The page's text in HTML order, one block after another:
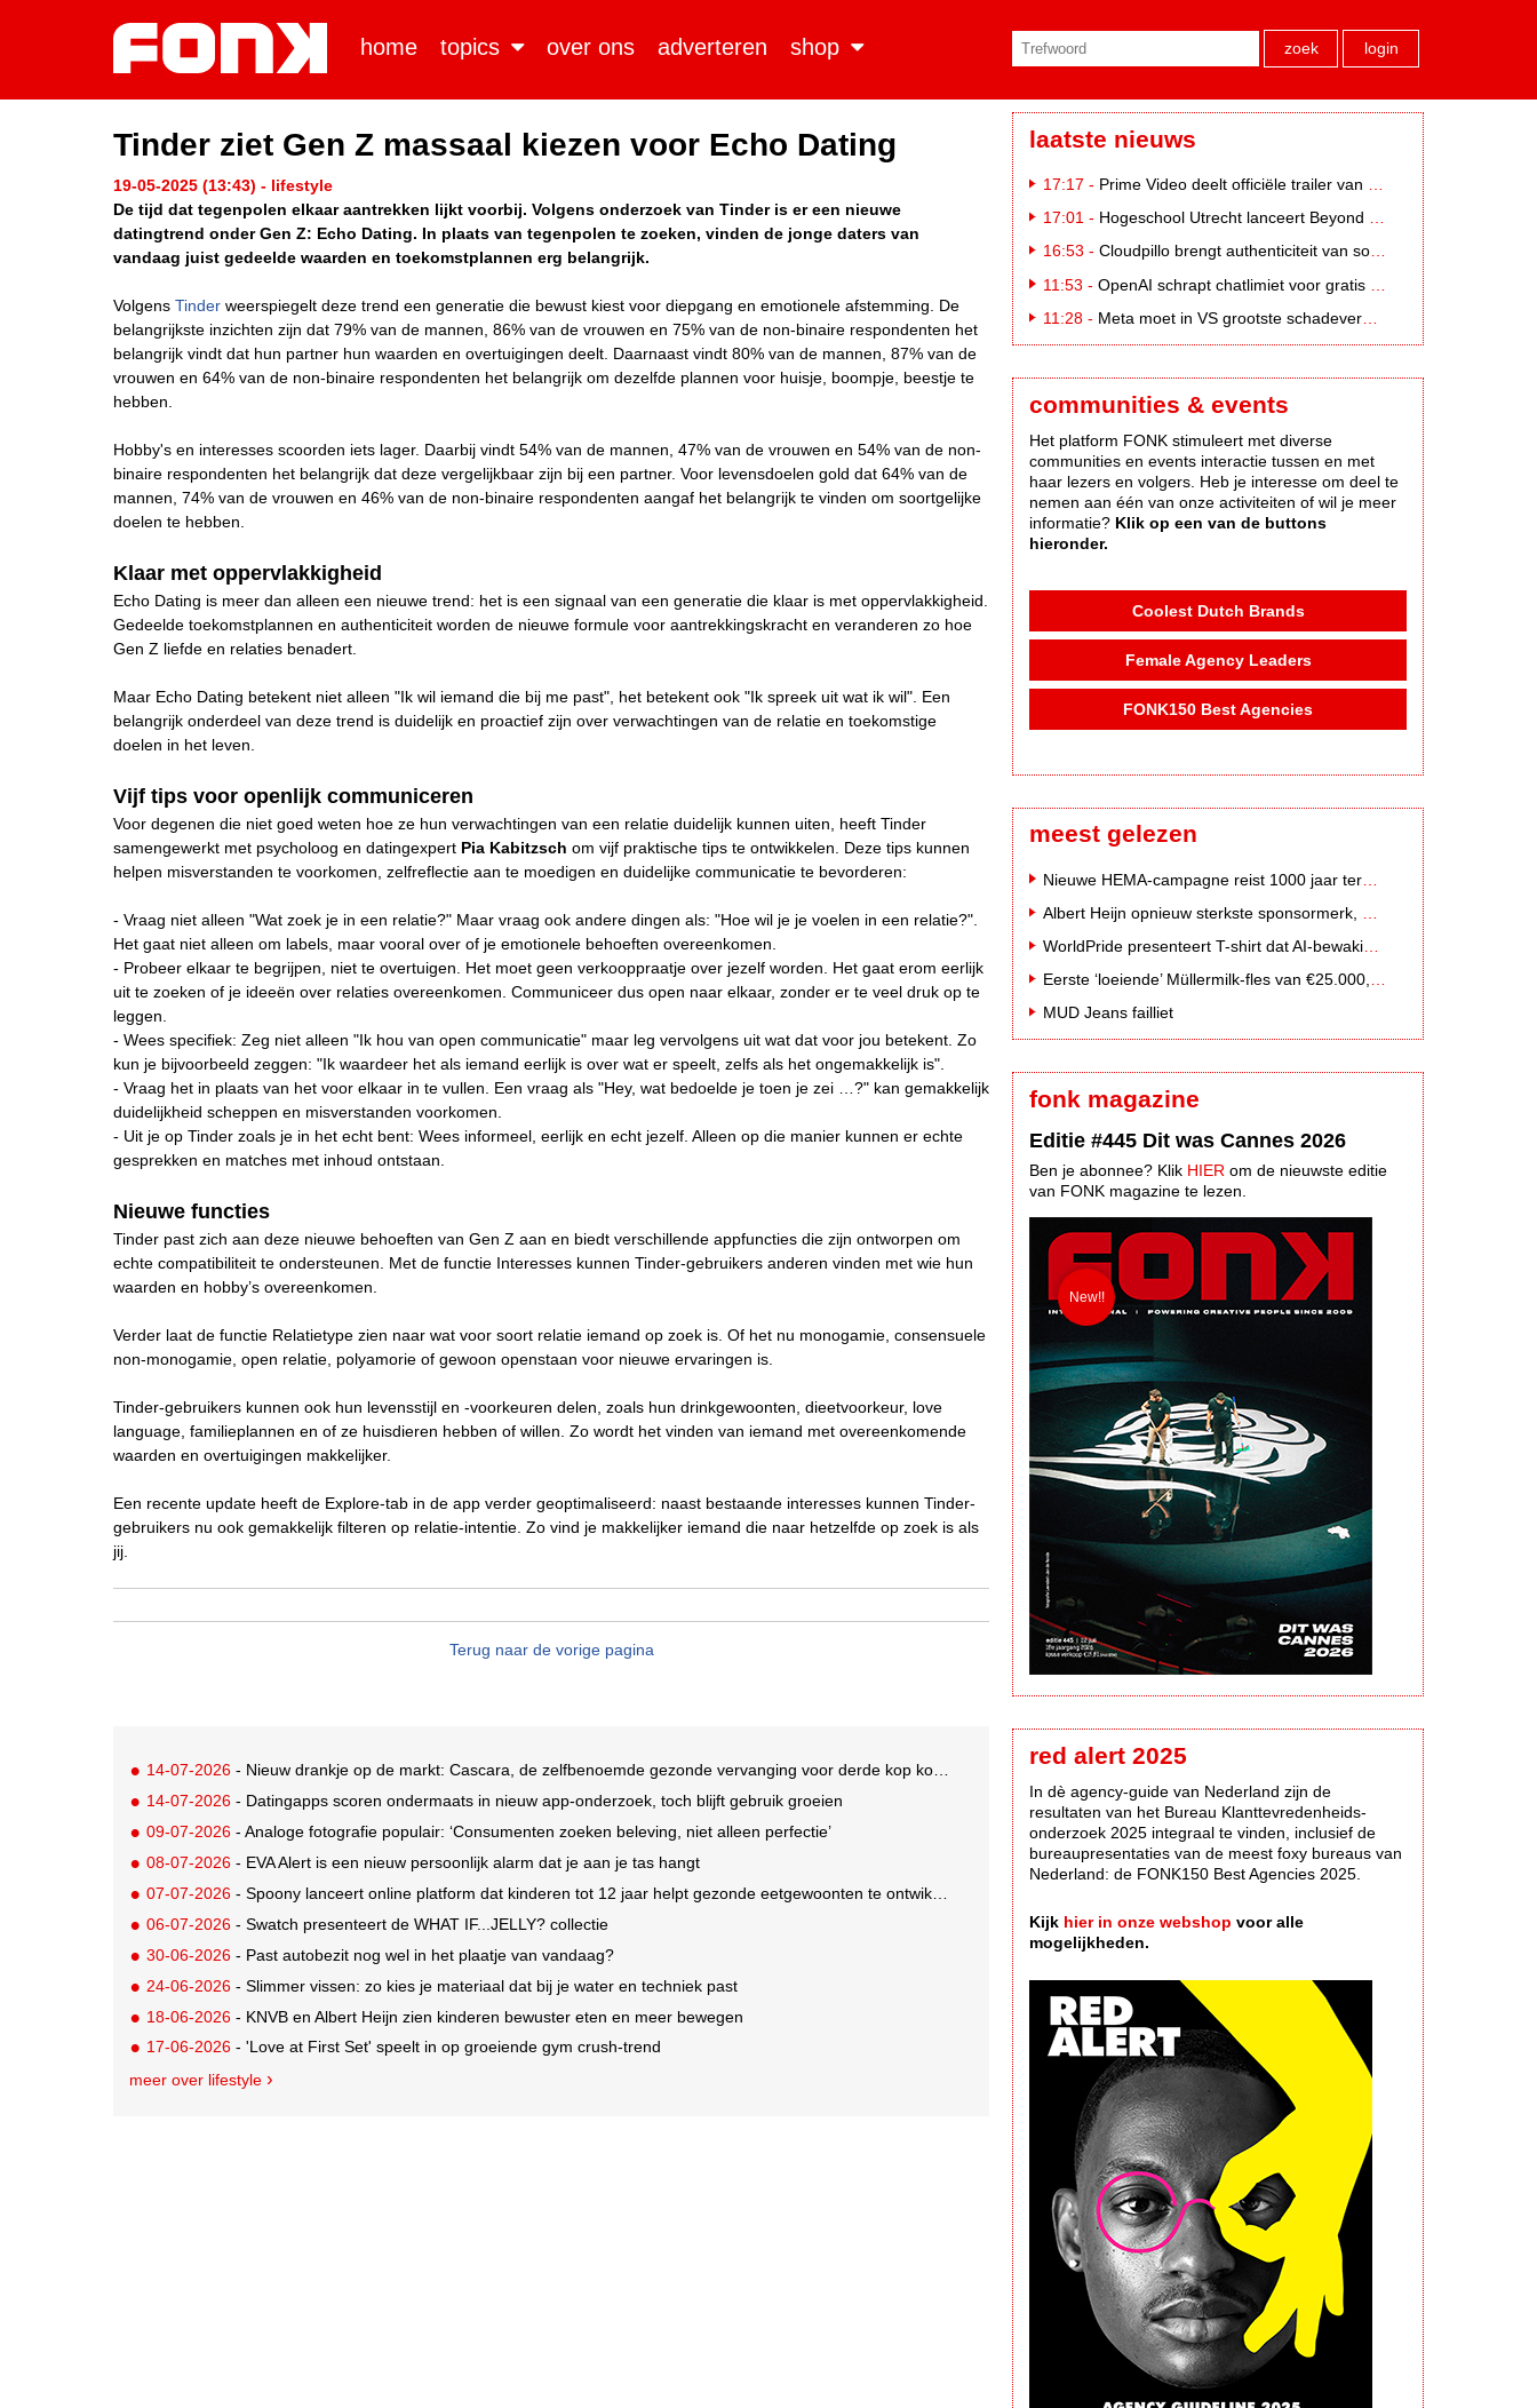
home topics over ons adverteren shop zoek login
Tinder ziet Gen Z massaal kiezen voor Echo Dating
19-05-2025 (13:43) - lifestyle
De tijd dat tegenpolen elkaar aantrekken lijkt voorbij. Volgens onderzoek van Tinder is er een nieuwe
datingtrend onder Gen Z: Echo Dating. In plaats van tegenpolen te zoeken, vinden de jonge daters van
vandaag juist gedeelde waarden en toekomstplannen erg belangrijk.
Volgens Tinder weerspiegelt deze trend een generatie die bewust kiest voor diepgang en emotionele afstemming. De
belangrijkste inzichten zijn dat 79% van de mannen, 86% van de vrouwen en 75% van de non-binaire respondenten het
belangrijk vindt dat hun partner hun waarden en overtuigingen deelt. Daarnaast vindt 80% van de mannen, 87% van de
vrouwen en 64% van de non-binaire respondenten het belangrijk om dezelfde plannen voor huisje, boompje, beestje te
hebben.
Hobby's en interesses scoorden iets lager. Daarbij vindt 54% van de mannen, 47% van de vrouwen en 54% van de non-
binaire respondenten het belangrijk dat deze vergelijkbaar zijn bij een partner. Voor levensdoelen gold dat 64% van de
mannen, 74% van de vrouwen en 46% van de non-binaire respondenten aangaf het belangrijk te vinden om soortgelijke
doelen te hebben.
Klaar met oppervlakkigheid
Echo Dating is meer dan alleen een nieuwe trend: het is een signaal van een generatie die klaar is met oppervlakkigheid.
Gedeelde toekomstplannen en authenticiteit worden de nieuwe formule voor aantrekkingskracht en veranderen zo hoe
Gen Z liefde en relaties benadert.
Maar Echo Dating betekent niet alleen "Ik wil iemand die bij me past", het betekent ook "Ik spreek uit wat ik wil". Een
belangrijk onderdeel van deze trend is duidelijk en proactief zijn over verwachtingen van de relatie en toekomstige
doelen in het leven.
Vijf tips voor openlijk communiceren
Voor degenen die niet goed weten hoe ze hun verwachtingen van een relatie duidelijk kunnen uiten, heeft Tinder
samengewerkt met psycholoog en datingexpert Pia Kabitzsch om vijf praktische tips te ontwikkelen. Deze tips kunnen
helpen misverstanden te voorkomen, zelfreflectie aan te moedigen en duidelijke communicatie te bevorderen:
- Vraag niet alleen "Wat zoek je in een relatie?" Maar vraag ook andere dingen als: "Hoe wil je je voelen in een relatie?".
Het gaat niet alleen om labels, maar vooral over of je emotionele behoeften overeenkomen.
- Probeer elkaar te begrijpen, niet te overtuigen. Het moet geen verkooppraatje over jezelf worden. Het gaat erom eerlijk
uit te zoeken of je ideeën over relaties overeenkomen. Communiceer dus open naar elkaar, zonder er te veel druk op te
leggen.
- Wees specifiek: Zeg niet alleen "Ik hou van open communicatie" maar leg vervolgens uit wat dat voor jou betekent. Zo
kun je bijvoorbeeld zeggen: "Ik waardeer het als iemand eerlijk is over wat er speelt, zelfs als het ongemakkelijk is".
- Vraag het in plaats van het voor elkaar in te vullen. Een vraag als "Hey, wat bedoelde je toen je zei …?" kan gemakkelijk
duidelijkheid scheppen en misverstanden voorkomen.
- Uit je op Tinder zoals je in het echt bent: Wees informeel, eerlijk en echt jezelf. Alleen op die manier kunnen er echte
gesprekken en matches met inhoud ontstaan.
Nieuwe functies
Tinder past zich aan deze nieuwe behoeften van Gen Z aan en biedt verschillende appfuncties die zijn ontworpen om
echte compatibiliteit te ondersteunen. Met de functie Interesses kunnen Tinder-gebruikers anderen vinden met wie hun
waarden en hobby’s overeenkomen.
Verder laat de functie Relatietype zien naar wat voor soort relatie iemand op zoek is. Of het nu monogamie, consensuele
non-monogamie, open relatie, polyamorie of gewoon openstaan voor nieuwe ervaringen is.
Tinder-gebruikers kunnen ook hun levensstijl en -voorkeuren delen, zoals hun drinkgewoonten, dieetvoorkeur, love
language, familieplannen en of ze huisdieren hebben of willen. Zo wordt het vinden van iemand met overeenkomende
waarden en overtuigingen makkelijker.
Een recente update heeft de Explore-tab in de app verder geoptimaliseerd: naast bestaande interesses kunnen Tinder-
gebruikers nu ook gemakkelijk filteren op relatie-intentie. Zo vind je makkelijker iemand die naar hetzelfde op zoek is als
jij.
Terug naar de vorige pagina
14-07-2026 - Nieuw drankje op de markt: Cascara, de zelfbenoemde gezonde vervanging voor derde kop koffie
14-07-2026 - Datingapps scoren ondermaats in nieuw app-onderzoek, toch blijft gebruik groeien
09-07-2026 - Analoge fotografie populair: ‘Consumenten zoeken beleving, niet alleen perfectie’
08-07-2026 - EVA Alert is een nieuw persoonlijk alarm dat je aan je tas hangt
07-07-2026 - Spoony lanceert online platform dat kinderen tot 12 jaar helpt gezonde eetgewoonten te ontwikkelen
06-07-2026 - Swatch presenteert de WHAT IF...JELLY? collectie
30-06-2026 - Past autobezit nog wel in het plaatje van vandaag?
24-06-2026 - Slimmer vissen: zo kies je materiaal dat bij je water en techniek past
18-06-2026 - KNVB en Albert Heijn zien kinderen bewuster eten en meer bewegen
17-06-2026 - 'Love at First Set' speelt in op groeiende gym crush-trend
meer over lifestyle
laatste nieuws
17:17 - Prime Video deelt officiële trailer van L*VE KLEINE
17:01 - Hogeschool Utrecht lanceert Beyond Campus binnen International Creative Business
16:53 - Cloudpillo brengt authenticiteit van social naar tv
11:53 - OpenAI schrapt chatlimiet voor gratis ChatGPT-gebruikers
11:28 - Meta moet in VS grootste schadevergoeding ooit betalen: 567 miljoen dollar
communities & events
Het platform FONK stimuleert met diverse
communities en events interactie tussen en met
haar lezers en volgers. Heb je interesse om deel te
nemen aan één van onze activiteiten of wil je meer
informatie? Klik op een van de buttons
hieronder.
Coolest Dutch Brands
Female Agency Leaders
FONK150 Best Agencies
meest gelezen
MUD Jeans failliet
fonk magazine
Editie #445 Dit was Cannes 2026
Ben je abonnee? Klik HIER om de nieuwste editie
van FONK magazine te lezen.
red alert 2025
In dè agency-guide van Nederland zijn de
resultaten van het Bureau Klanttevredenheids-
onderzoek 2025 integraal te vinden, inclusief de
bureaupresentaties van de meest foxy bureaus van
Nederland: de FONK150 Best Agencies 2025.
Kijk hier in onze webshop voor alle
mogelijkheden.